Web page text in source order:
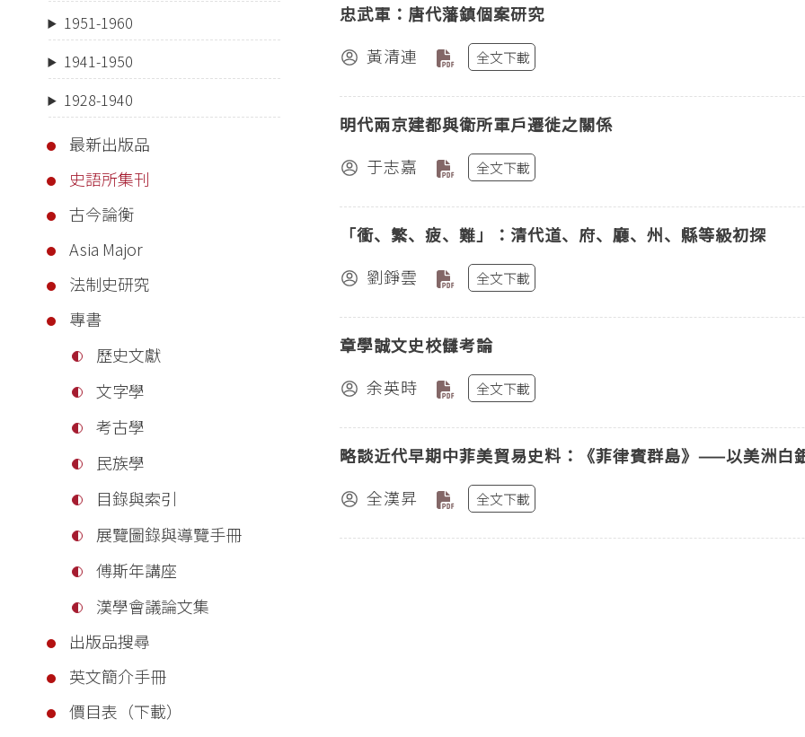
1951-1960
1941-1950
1928-1940
最新出版品
史語所集刊
古今論衡
Asia Major
法制史研究
專書
歷史文獻
文字學
考古學
民族學
目錄與索引
展覽圖錄與導覽手冊
傅斯年講座
漢學會議論文集
出版品搜尋
英文簡介手冊
價目表（下載）
忠武軍：唐代藩鎮個案研究
黃清連
全文下載
明代兩京建都與衛所軍戶遷徙之關係
于志嘉
全文下載
「衝、繁、疲、難」：清代道、府、廳、州、縣等級初探
劉錚雲
全文下載
章學誠文史校讎考論
余英時
全文下載
略談近代早期中菲美貿易史料：《菲律賓群島》——以美洲白
全漢昇
全文下載